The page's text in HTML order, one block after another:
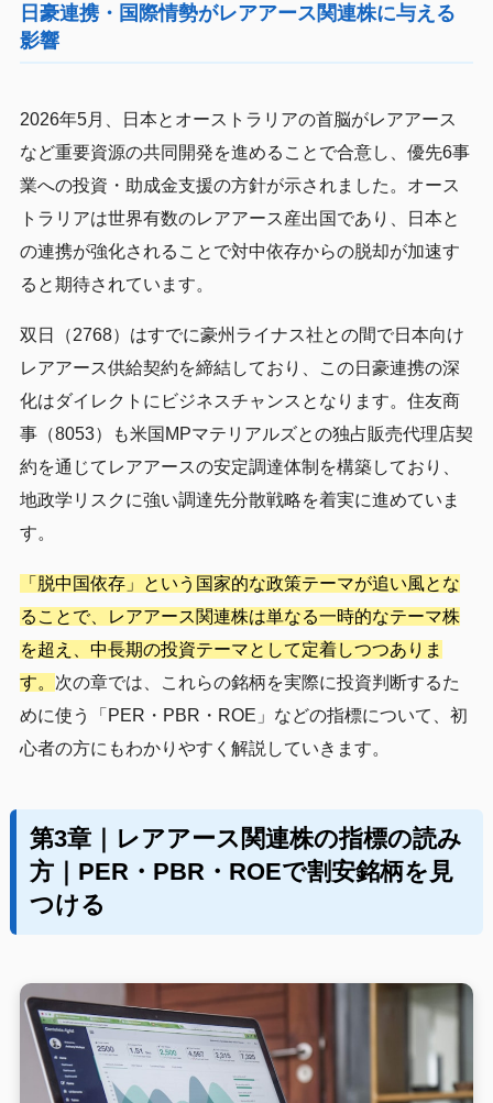
日豪連携・国際情勢がレアアース関連株に与える
影響
2026年5月、日本とオーストラリアの首脳がレアアース
など重要資源の共同開発を進めることで合意し、優先6事
業への投資・助成金支援の方針が示されました。オース
トラリアは世界有数のレアアース産出国であり、日本と
の連携が強化されることで対中依存からの脱却が加速す
ると期待されています。
双日（2768）はすでに豪州ライナス社との間で日本向け
レアアース供給契約を締結しており、この日豪連携の深
化はダイレクトにビジネスチャンスとなります。住友商
事（8053）も米国MPマテリアルズとの独占販売代理店契
約を通じてレアアースの安定調達体制を構築しており、
地政学リスクに強い調達先分散戦略を着実に進めていま
す。
「脱中国依存」という国家的な政策テーマが追い風とな
ることで、レアアース関連株は単なる一時的なテーマ株
を超え、中長期の投資テーマとして定着しつつありま
す。 次の章では、これらの銘柄を実際に投資判断するた
めに使う「PER・PBR・ROE」などの指標について、初
心者の方にもわかりやすく解説していきます。
第3章｜レアアース関連株の指標の読み
方｜PER・PBR・ROEで割安銘柄を見
つける